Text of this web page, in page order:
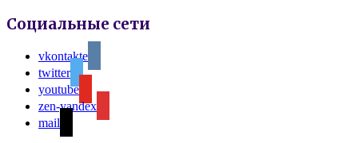
Социальные сети
vkontakte
twitter
youtube
zen-yandex
mail